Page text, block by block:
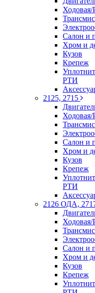
Ходовая/
Салон и
Хром и
Кузов
Крепеж
РТИ
2125, 2715
Ходовая/
Салон и
Хром и
Кузов
Крепеж
РТИ
2126 ОДА,
Ходовая/
Салон и
Хром и
Кузов
Крепеж